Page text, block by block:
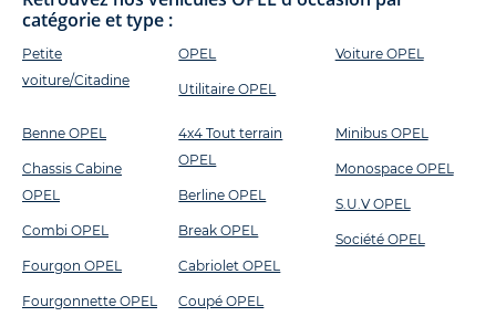
catégorie et type :
Petite
voiture/Citadine
OPEL
Utilitaire OPEL
Voiture OPEL
Benne OPEL
Chassis Cabine
OPEL
Combi OPEL
Fourgon OPEL
Fourgonnette OPEL
4x4 Tout terrain
OPEL
Berline OPEL
Break OPEL
Cabriolet OPEL
Coupé OPEL
Minibus OPEL
Monospace OPEL
S.U.V OPEL
Société OPEL